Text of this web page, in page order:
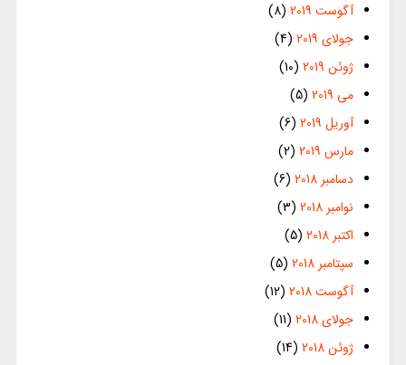
آگوست 2019
(8)
جولای 2019
(4)
ژوئن 2019
(10)
می 2019
(5)
آوریل 2019
(6)
مارس 2019
(2)
دسامبر 2018
(6)
نوامبر 2018
(3)
اکتبر 2018
(5)
سپتامبر 2018
(5)
آگوست 2018
(12)
جولای 2018
(11)
ژوئن 2018
(14)